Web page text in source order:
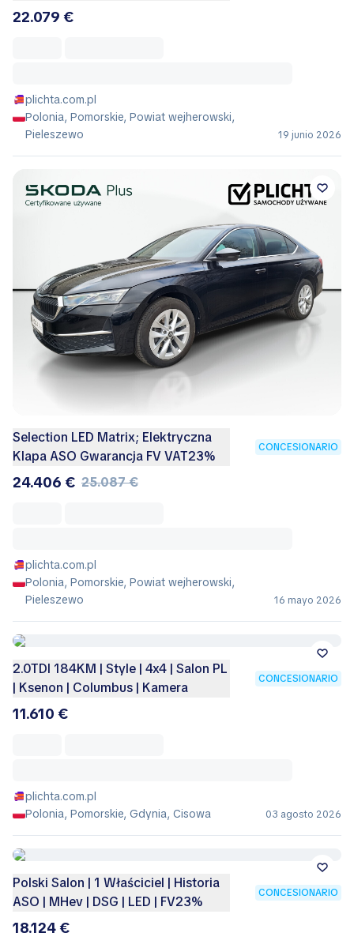
22.079 €
plichta.com.pl
Polonia, Pomorskie, Powiat wejherowski,
Pieleszewo
19 junio 2026
Selection LED Matrix; Elektryczna
Klapa ASO Gwarancja FV VAT23%
CONCESIONARIO
24.406 € 25.087 €
plichta.com.pl
Polonia, Pomorskie, Powiat wejherowski,
Pieleszewo
16 mayo 2026
2.0TDI 184KM | Style | 4x4 | Salon PL
| Ksenon | Columbus | Kamera
CONCESIONARIO
11.610 €
plichta.com.pl
Polonia, Pomorskie, Gdynia, Cisowa
03 agosto 2026
Polski Salon | 1 Właściciel | Historia
ASO | MHev | DSG | LED | FV23%
CONCESIONARIO
18.124 €